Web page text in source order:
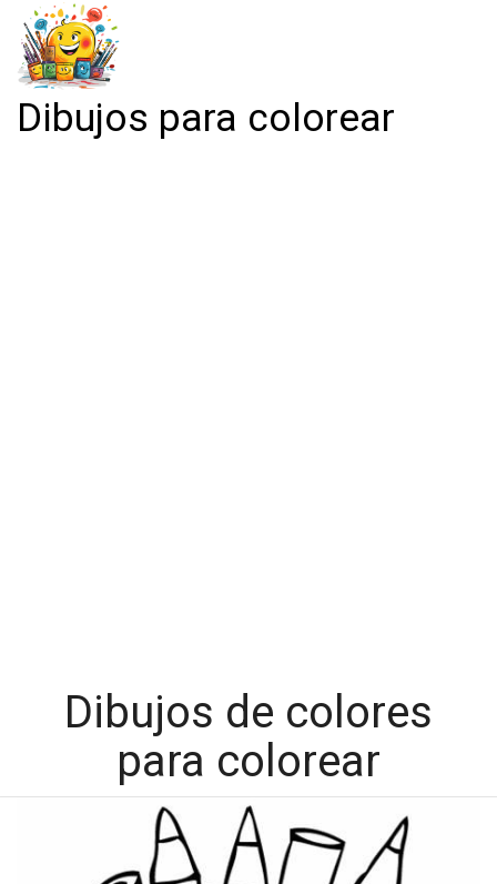
Dibujos para colorear
Dibujos de colores
para colorear